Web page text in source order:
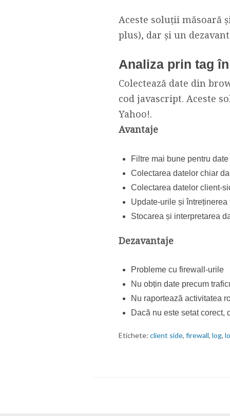
Aceste soluții măsoară
plus), dar și un
Analiza prin tag
Colectează date din
cod javascript. Aceste
Yahoo!.
Avantaje
Filtre mai bune pentru date
Colectarea datelor chiar
Colectarea datelor client-
Update-urile și
Stocarea și interpretarea
Dezavantaje
Probleme cu firewall-urile
Nu obțin date precum
Nu raportează activitatea
Dacă nu este setat corect,
Etichete: client side, firewall, log,